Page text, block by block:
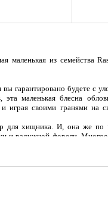
маленькая из семейства
вы гарантировано будете с
эта маленькая блесна
играя своими гранями на
для хищника. И, она же по
и радужной форели.
не только для рыболова.
для
Тент LAKER с